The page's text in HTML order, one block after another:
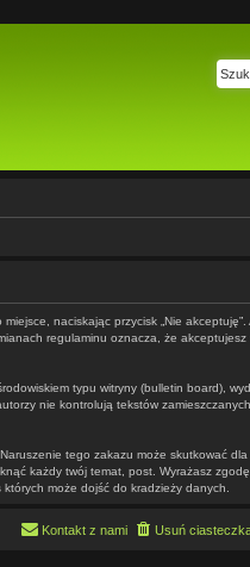
naciskając przycisk „Nie akceptuję”.
regulaminu oznacza, że akceptujesz
typu witryny (bulletin board),
nie kontrolują tekstów
tego zakazu może skutkować dla
każdy twój temat, post. Wyrażasz
może dojść do kradzieży danych.
Usuń
Kontakt z nami